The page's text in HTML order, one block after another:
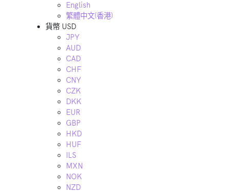
English
繁體中文(香港)
貨幣 USD
JPY
AUD
CAD
CHF
CNY
CZK
DKK
EUR
GBP
HKD
HUF
ILS
MXN
NOK
NZD